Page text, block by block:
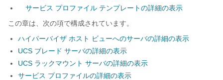
サービス プロファイル テンプレートの詳細の表示
この章は、次の項で構成されています。
ハイパーバイザ ホスト ビューへのサーバの詳細の表示
UCS ブレード サーバの詳細の表示
UCS ラックマウント サーバの詳細の表示
サービス プロファイルの詳細の表示